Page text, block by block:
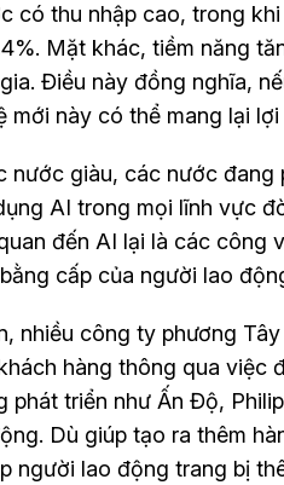
có thu nhập cao, trong
Mặt khác, tiềm năng
Điều này đồng nghĩa,
mới này có thể mang lại
nước giàu, các nước đang
AI trong mọi lĩnh vực
đến AI lại là các công
cấp của người lao
nhiều công ty phương
hàng thông qua việc
phát triển như Ấn Độ,
Dù giúp tạo ra thêm
người lao động trang bị